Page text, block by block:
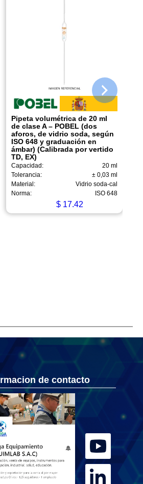
Pipeta volumétrica de 20 ml
de clase A – POBEL (dos
aforos, de vidrio soda, según
ISO 648 y graduación en
ámbar) (Calibrada por vertido
TD, EX)
Capacidad:
20 ml
Tolerancia:
± 0,03 ml
Material:
Vidrio soda-cal
Norma:
ISO 648
$17.42
de contacto